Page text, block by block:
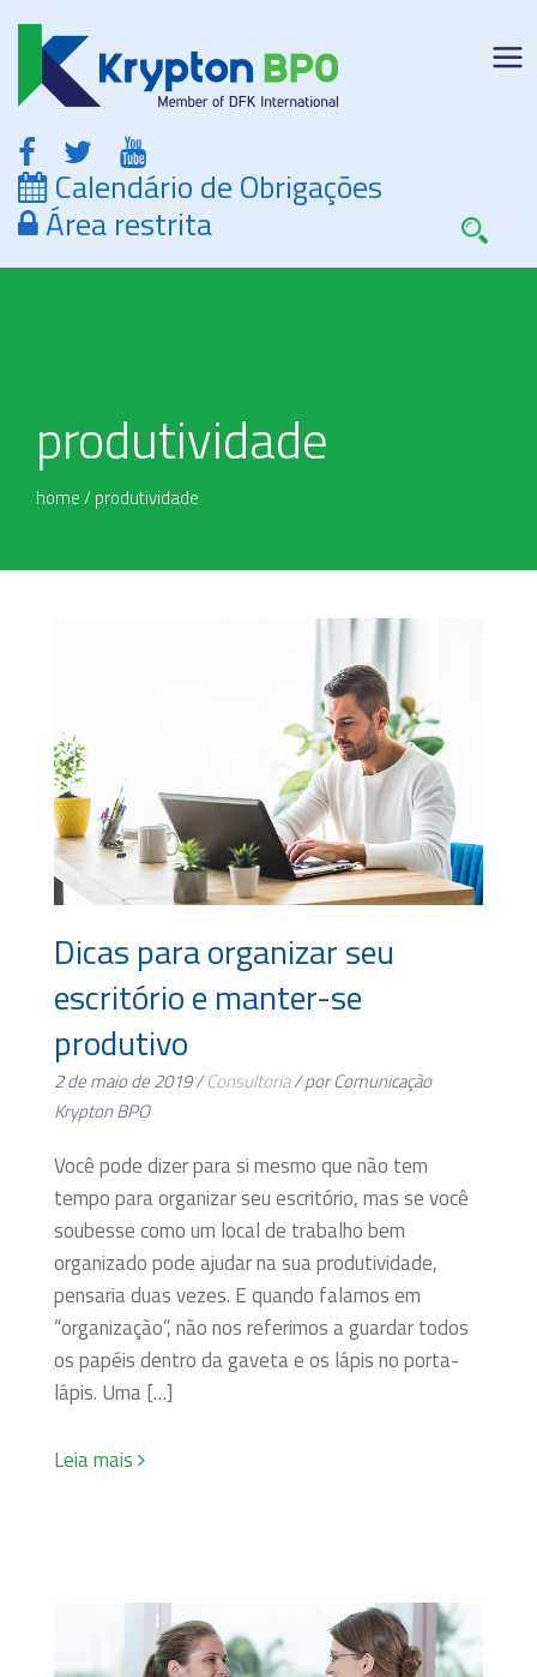
Calendário de Obrigações
Área restrita
produtividade
home/produtividade
Dicas para organizar seu
escritório e manter-se
produtivo
2 de maio de 2019 /Consultoria/ por Comunicação
Krypton BPO
Você pode dizer para si mesmo que não tem
tempo para organizar seu escritório, mas se você
soubesse como um local de trabalho bem
organizado pode ajudar na sua produtividade,
pensaria duas vezes. E quando falamos em
“organização”, não nos referimos a guardar todos
os papéis dentro da gaveta e os lápis no porta-
lápis. Uma […]
Leia mais